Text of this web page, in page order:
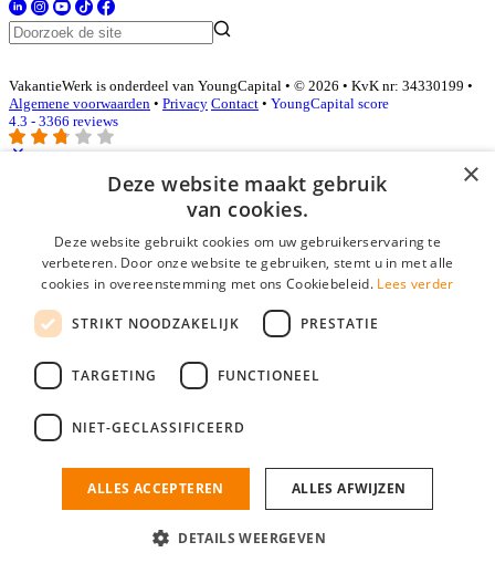
VakantieWerk is onderdeel van YoungCapital • © 2026 • KvK nr: 34330199 •
Algemene voorwaarden • Privacy Contact • YoungCapital score
4.3 - 3366 reviews
Inloggen als bedrijf
E-mail*
Wachtwoord
login gegevens onthouden
login
Bedrijf aanmelden
nieuwe collega/werknemer zo gevonden!
×
Deze website maakt gebruik
van cookies.
Deze website gebruikt cookies om uw gebruikerservaring te
verbeteren. Door onze website te gebruiken, stemt u in met alle
cookies in overeenstemming met ons Cookiebeleid. Lees verder
STRIKT NOODZAKELIJK PRESTATIE
TARGETING FUNCTIONEEL
NIET-GECLASSIFICEERD
ALLES ACCEPTEREN ALLES AFWIJZEN
DETAILS WEERGEVEN